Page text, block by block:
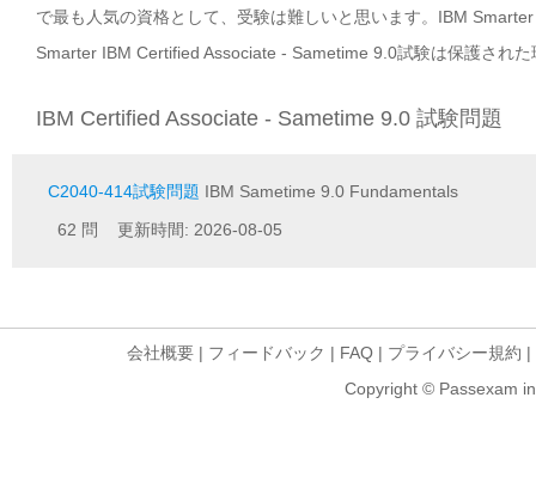
で最も人気の資格として、受験は難しいと思います。IBM
Smarter IBM Certified Associate - Sametime 9.0試験は保護され
IBM Certified Associate - Sametime 9.0 試験問題
C2040-414試験問題 IBM Sametime 9.0 Fundamentals
62 問 更新時間: 2026-08-05
会社概要 | フィードバック | FAQ | プライバシー規約 |
Copyright © Passexam